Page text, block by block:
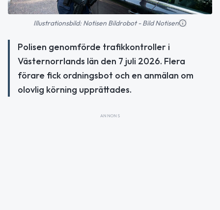
Illustrationsbild: Notisen Bildrobot - Bild Notisen
Polisen genomförde trafikkontroller i
Västernorrlands län den 7 juli 2026. Flera
förare fick ordningsbot och en anmälan om
olovlig körning upprättades.
ANNONS